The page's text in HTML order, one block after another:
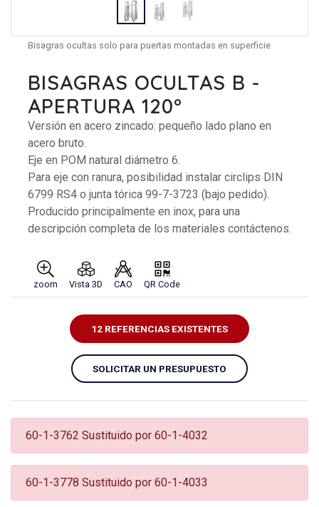
Bisagras ocultas solo para puertas montadas en superficie
BISAGRAS OCULTAS B -
APERTURA 120°
Versión en acero zincado: pequeño lado plano en
acero bruto.
Eje en POM natural diámetro 6.
Para eje con ranura, posibilidad instalar circlips DIN
6799 RS4 o junta tórica 99-7-3723 (bajo pedido).
Producido principalmente en inox, para una
descripción completa de los materiales contáctenos.
zoom Vista 3D CAO QR Code
12 REFERENCIAS EXISTENTES
SOLICITAR UN PRESUPUESTO
60-1-3762 Sustituido por 60-1-4032
60-1-3778 Sustituido por 60-1-4033